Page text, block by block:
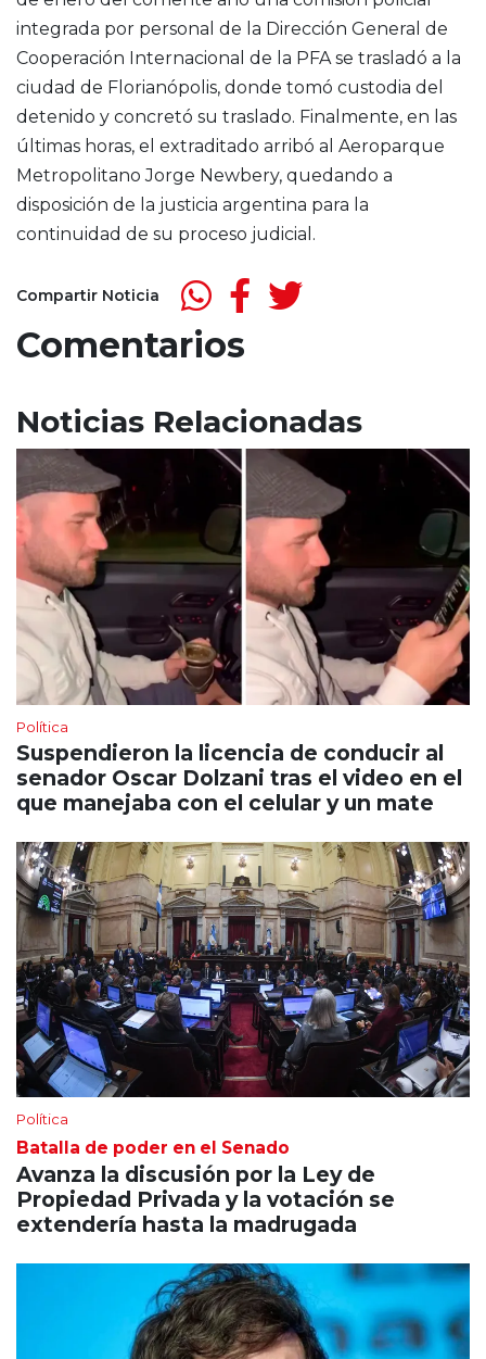
integrada por personal de la Dirección General de
Cooperación Internacional de la PFA se trasladó a la
ciudad de Florianópolis, donde tomó custodia del
detenido y concretó su traslado. Finalmente, en las
últimas horas, el extraditado arribó al Aeroparque
Metropolitano Jorge Newbery, quedando a
disposición de la justicia argentina para la
continuidad de su proceso judicial.
Compartir Noticia
Comentarios
Noticias Relacionadas
Política
Suspendieron la licencia de conducir al
senador Oscar Dolzani tras el video en el
que manejaba con el celular y un mate
Política
Batalla de poder en el Senado
Avanza la discusión por la Ley de
Propiedad Privada y la votación se
extendería hasta la madrugada